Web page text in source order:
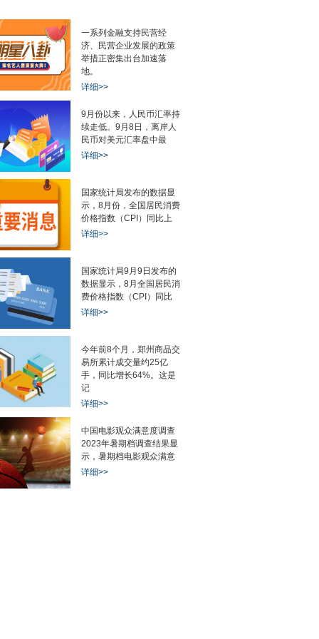
一系列金融支持民营经
济、民营企业发展的政策
举措正密集出台加速落
地。
详细>>
9月份以来，人民币汇率持
续走低。9月8日，离岸人
民币对美元汇率盘中最
详细>>
国家统计局发布的数据显
示，8月份，全国居民消费
价格指数（CPI）同比上
详细>>
国家统计局9月9日发布的
数据显示，8月全国居民消
费价格指数（CPI）同比
详细>>
今年前8个月，郑州商品交
易所累计成交量约25亿
手，同比增长64%。这是
记
详细>>
中国电影观众满意度调查
2023年暑期档调查结果显
示，暑期档电影观众满意
详细>>